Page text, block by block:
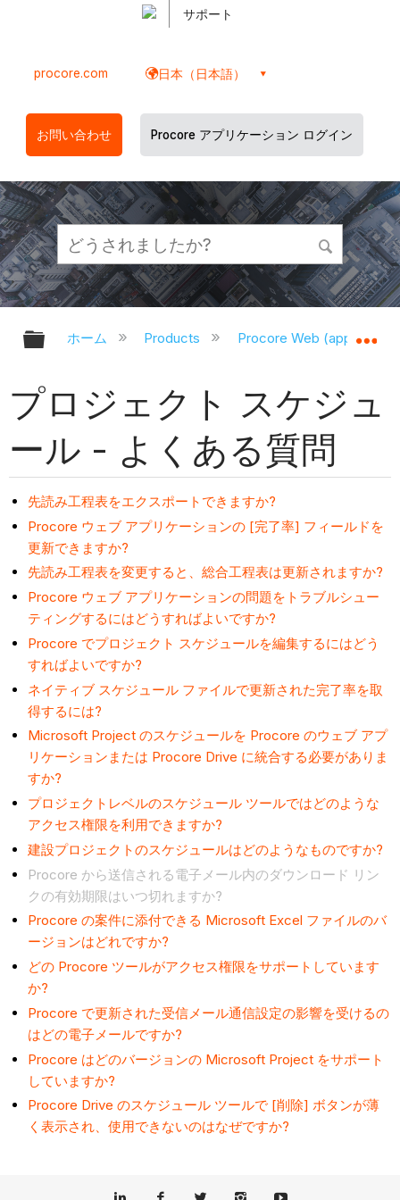
サポート
procore.com 日本（日本語）
お問い合わせ Procore アプリケーション ログイン
グローバル階層を展開/折りたたむ
ホーム Products Procore Web
プロジェクト スケジュ
ール - よくある質問
先読み工程表をエクスポートできますか?
Procore ウェブ アプリケーションの [完了率] フィールドを
更新できますか?
先読み工程表を変更すると、総合工程表は更新されますか?
Procore ウェブ アプリケーションの問題をトラブルシュー
ティングするにはどうすればよいですか?
Procore でプロジェクト スケジュールを編集するにはどう
すればよいですか?
ネイティブ スケジュール ファイルで更新された完了率を取
得するには?
Microsoft Project のスケジュールを Procore のウェブ アプ
リケーションまたは Procore Drive に統合する必要がありま
すか?
プロジェクトレベルのスケジュール ツールではどのような
アクセス権限を利用できますか?
建設プロジェクトのスケジュールはどのようなものですか?
Procore から送信される電子メール内のダウンロード リン
クの有効期限はいつ切れますか?
Procore の案件に添付できる Microsoft Excel ファイルのバ
ージョンはどれですか?
どの Procore ツールがアクセス権限をサポートしています
か?
Procore で更新された受信メール通信設定の影響を受けるの
はどの電子メールですか?
Procore はどのバージョンの Microsoft Project をサポート
していますか?
Procore Drive のスケジュール ツールで [削除] ボタンが薄
く表示され、使用できないのはなぜですか?